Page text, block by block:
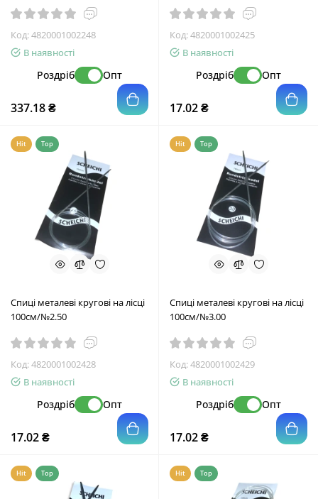
Код:4820001002248
В наявності
Роздріб Опт
337.18 ₴
Код:4820001002425
В наявності
Роздріб Опт
17.02 ₴
Hit Top
Спиці металеві кругові на лісці
100см/№2.50
Код:4820001002428
В наявності
Роздріб Опт
17.02 ₴
Hit Top
Спиці металеві кругові на лісці
100см/№3.00
Код:4820001002429
В наявності
Роздріб Опт
17.02 ₴
Hit Top Hit Top